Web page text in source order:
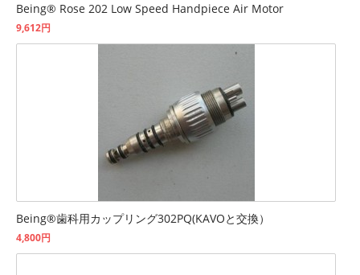
Being® Rose 202 Low Speed Handpiece Air Motor
9,612円
Being®歯科用カップリング302PQ(KAVOと交換）
4,800円